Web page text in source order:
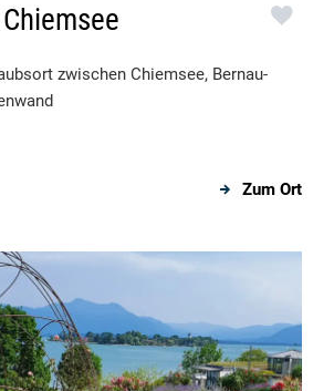
zwischen Chiemsee, Bernau-
Zum Ort